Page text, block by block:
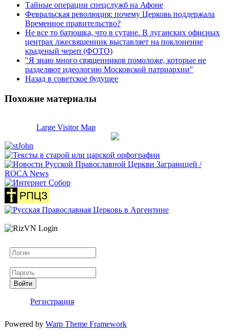
Тайные операции спецслужб на Афоне
Февральская революция: почему Церковь поддержала
Временное правительство?
Не все то батюшка, что в сутане. В луганских офисных
центрах лжесвященник выставляет на поклонение
краденый череп (ФОТО)
"Я знаю много священников помоложе, которые не
разделяют идеологию Московской патриархии"
Назад в советское будущее
Похожие материалы
Large Visitor Map
Войти
Регистрация
Powered by Warp Theme Framework